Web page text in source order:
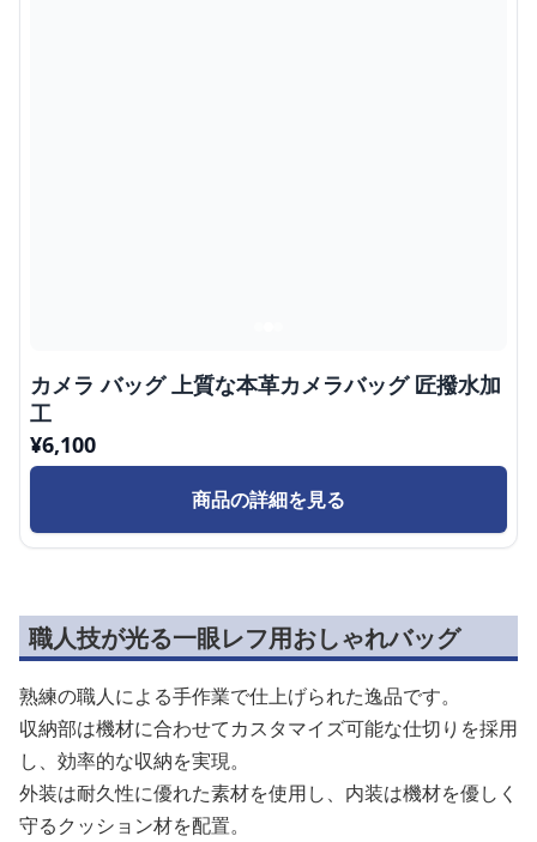
カメラ バッグ 上質な本革カメラバッグ 匠撥水加
工
¥6,100
商品の詳細を見る
職人技が光る一眼レフ用おしゃれバッグ
熟練の職人による手作業で仕上げられた逸品です。
収納部は機材に合わせてカスタマイズ可能な仕切りを採用
し、効率的な収納を実現。
外装は耐久性に優れた素材を使用し、内装は機材を優しく
守るクッション材を配置。